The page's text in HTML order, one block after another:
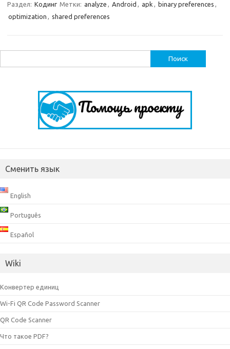
Раздел: Кодинг Метки: analyze , Android , apk , binary preferences ,
optimization , shared preferences
Сменить язык
English
Português
Español
Wiki
Конвертер единиц
Wi-Fi QR Code Password Scanner
QR Code Scanner
Что такое PDF?